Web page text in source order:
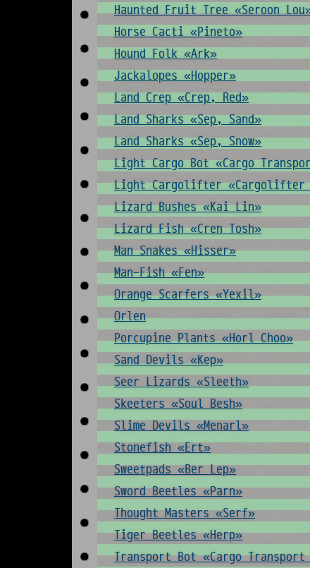
Haunted Fruit Tree «Seroon
Horse Cacti «Pineto»
Hound Folk «Ark»
Jackalopes «Hopper»
Land Crep «Crep, Red»
Land Sharks «Sep, Sand»
Land Sharks «Sep, Snow»
Light Cargo Bot «Cargo
Light Cargolifter
Lizard Bushes «Kai Lin»
Lizard Fish «Cren Tosh»
Man Snakes «Hisser»
Man-Fish «Fen»
Orange Scarfers «Yexil»
Orlen
Porcupine Plants «Horl Choo»
Sand Devils «Kep»
Seer Lizards «Sleeth»
Skeeters «Soul Besh»
Slime Devils «Menarl»
Stonefish «Ert»
Sweetpads «Ber Lep»
Sword Beetles «Parn»
Thought Masters «Serf»
Tiger Beetles «Herp»
Transport Bot «Cargo